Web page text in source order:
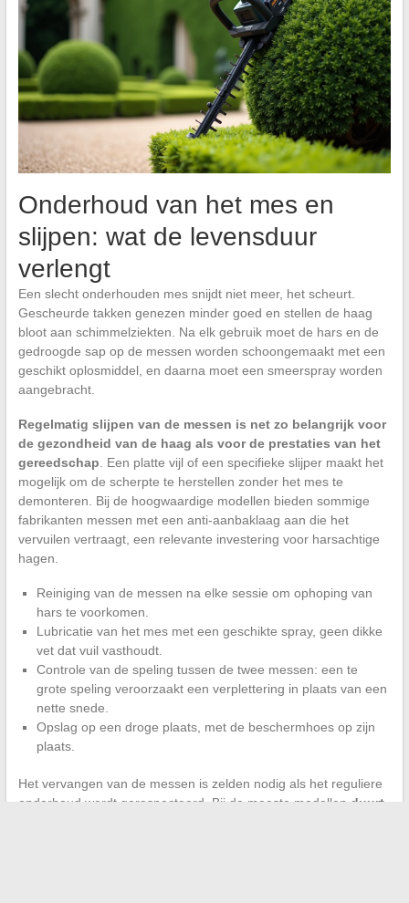
Onderhoud van het mes en
slijpen: wat de levensduur
verlengt
Een slecht onderhouden mes snijdt niet meer, het scheurt.
Gescheurde takken genezen minder goed en stellen de haag
bloot aan schimmelziekten. Na elk gebruik moet de hars en de
gedroogde sap op de messen worden schoongemaakt met een
geschikt oplosmiddel, en daarna moet een smeerspray worden
aangebracht.
Regelmatig slijpen van de messen is net zo belangrijk voor
de gezondheid van de haag als voor de prestaties van het
gereedschap. Een platte vijl of een specifieke slijper maakt het
mogelijk om de scherpte te herstellen zonder het mes te
demonteren. Bij de hoogwaardige modellen bieden sommige
fabrikanten messen met een anti-aanbaklaag aan die het
vervuilen vertraagt, een relevante investering voor harsachtige
hagen.
Reiniging van de messen na elke sessie om ophoping van
hars te voorkomen.
Lubricatie van het mes met een geschikte spray, geen dikke
vet dat vuil vasthoudt.
Controle van de speling tussen de twee messen: een te
grote speling veroorzaakt een verplettering in plaats van een
nette snede.
Opslag op een droge plaats, met de beschermhoes op zijn
plaats.
Het vervangen van de messen is zelden nodig als het reguliere
onderhoud wordt gerespecteerd. Bij de meeste modellen duurt